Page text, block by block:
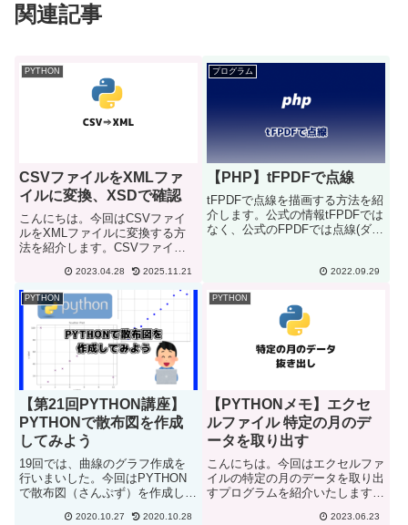
関連記事
PYTHON
CSVファイルをXMLファ
イルに変換、XSDで確認
こんにちは。今回はCSVファイ
ルをXMLファイルに変換する方
法を紹介します。CSVファイル
す。1行目はヘッダーになりま
す。
title,author,publication_date,isbn,
publisher...
2023.04.28 2025.11.21
プログラム
【PHP】tFPDFで点線
tFPDFで点線を描画する方法を紹
介します。公式の情報tFPDFでは
なく、公式のFPDFでは点線(ダッ
のコードを加えればいいと間違っ
を追記してもtFP...
2022.09.29
PYTHON
【第21回PYTHON講座】
PYTHONで散布図を作成
してみよう
19回では、曲線のグラフ作成を
行いまいした。今回はPYTHON
で散布図（さんぷず）を作成しま
タをプロットしたグラフを言いま
2020.10.27 2020.10.28
PYTHON
【PYTHONメモ】エクセ
ルファイル 特定の月のデ
ータを取り出す
こんにちは。今回はエクセルファ
イルの特定の月のデータを取り出
すプログラムを紹介いたします。
ファイルにおいて6月の天気のみ
2023.06.23